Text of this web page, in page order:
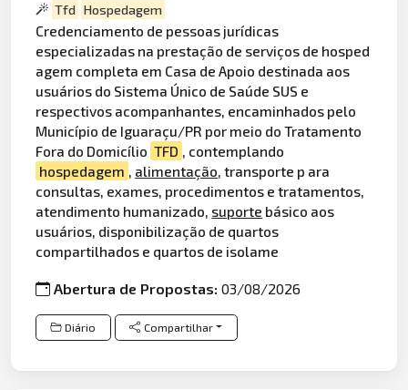
Tfd Hospedagem
Credenciamento de pessoas jurídicas
especializadas na prestação de serviços de hosped
agem completa em Casa de Apoio destinada aos
usuários do Sistema Único de Saúde SUS e
respectivos acompanhantes, encaminhados pelo
Município de Iguaraçu/PR por meio do Tratamento
Fora do Domicílio TFD , contemplando
hospedagem , alimentação, transporte p ara
consultas, exames, procedimentos e tratamentos,
atendimento humanizado, suporte básico aos
usuários, disponibilização de quartos
compartilhados e quartos de isolame
Abertura de Propostas:03/08/2026
Diário Compartilhar